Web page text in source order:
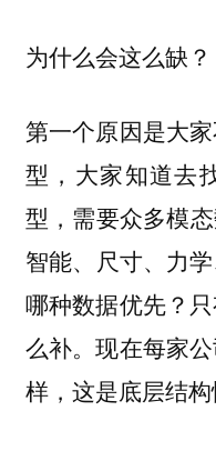
为什么会这么缺？
第一个原因是大
型，大家知道去
型，需要众多模
智能、尺寸、力
哪种数据优先？
么补。现在每家
样，这是底层结构